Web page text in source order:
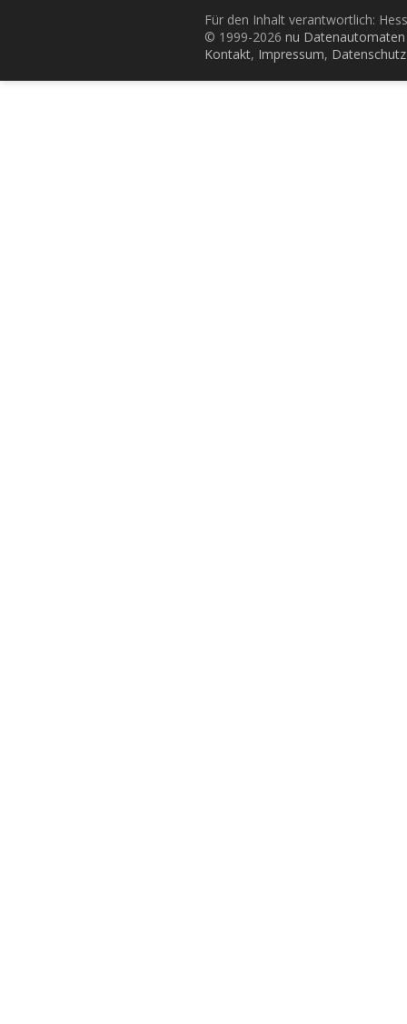
Für den Inhalt verantwortlich:
© 1999-2026 nu
Kontakt, Impressum, Datenschutz